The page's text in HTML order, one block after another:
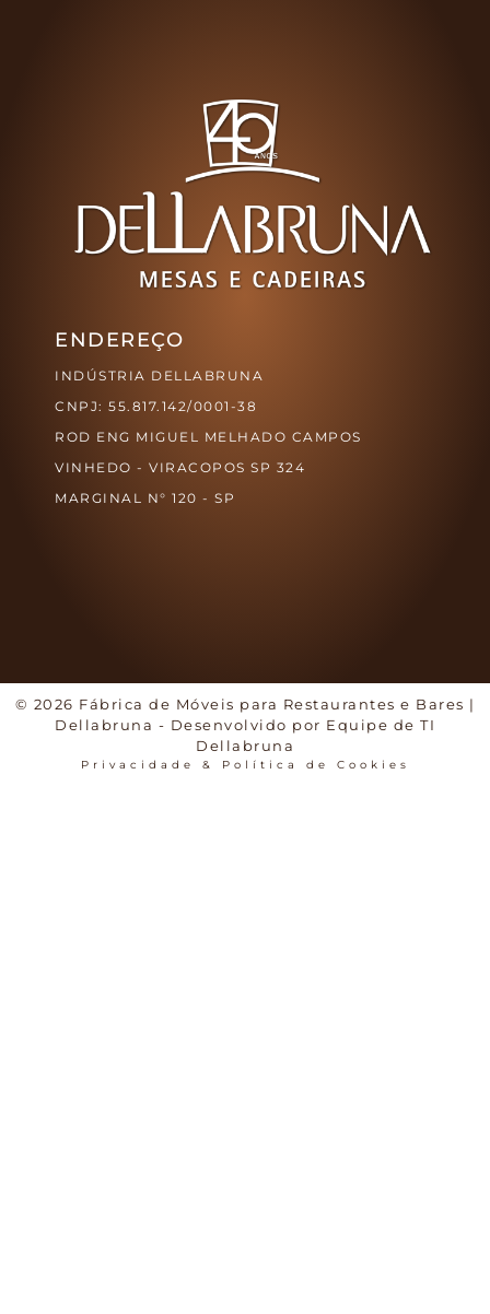
ENDEREÇO
INDÚSTRIA DELLABRUNA
CNPJ: 55.817.142/0001-38
ROD ENG MIGUEL MELHADO CAMPOS
VINHEDO - VIRACOPOS SP 324
MARGINAL N° 120 - SP
© 2026 Fábrica de Móveis para Restaurantes e Bares |
Dellabruna - Desenvolvido por Equipe de TI
Dellabruna
Privacidade & Política de Cookies